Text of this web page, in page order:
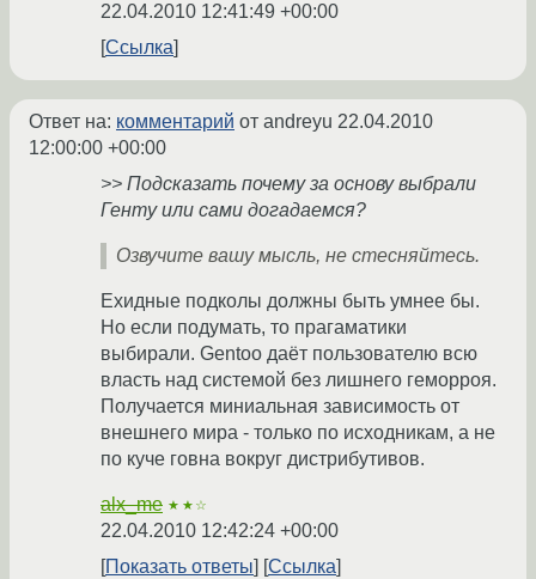
22.04.2010 12:41:49 +00:00
Ссылка
Ответ на: комментарий от andreyu 22.04.2010
12:00:00 +00:00
>> Подсказать почему за основу выбрали
Генту или сами догадаемся?
Озвучите вашу мысль, не стесняйтесь.
Ехидные подколы должны быть умнее бы.
Но если подумать, то прагаматики
выбирали. Gentoo даёт пользователю всю
власть над системой без лишнего геморроя.
Получается миниальная зависимость от
внешнего мира - только по исходникам, а не
по куче говна вокруг дистрибутивов.
alx_me ★★☆
22.04.2010 12:42:24 +00:00
Показать ответы
Ссылка